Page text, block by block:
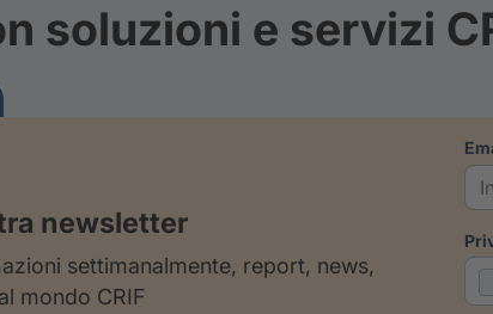
soluzioni e servizi
newsletter
settimanalmente, report, news,
mondo CRIF